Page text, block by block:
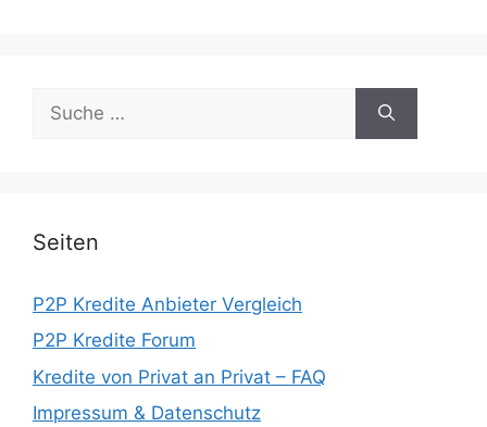
nach:
Seiten
P2P Kredite Anbieter Vergleich
P2P Kredite Forum
Kredite von Privat an Privat – FAQ
Impressum & Datenschutz